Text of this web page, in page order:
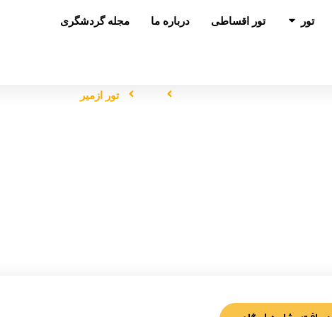
تور باز کردن در تور
تور اقساطی درباره ما
مجله گردشگری
تور ازمیر